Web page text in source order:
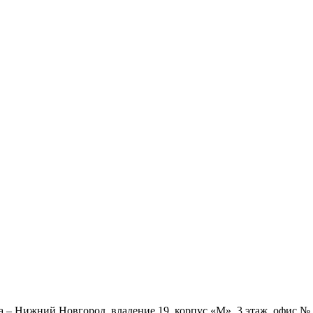
– Нижний Новгород, владение 19, корпус «М», 3 этаж, офис